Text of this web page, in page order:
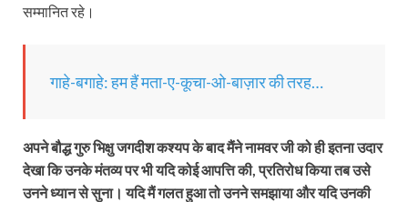
सम्मानित रहे।
गाहे-बगाहे: हम हैं मता-ए-कूचा-ओ-बाज़ार की तरह…
अपने बौद्ध गुरु भिक्षु जगदीश कश्यप के बाद मैंने नामवर जी को ही इतना उदार
देखा कि उनके मंतव्य पर भी यदि कोई आपत्ति की, प्रतिरोध किया तब उसे
उनने ध्यान से सुना। यदि मैं गलत हुआ तो उनने समझाया और यदि उनकी